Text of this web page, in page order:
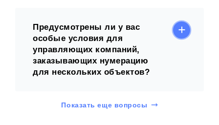
Предусмотрены ли у вас
особые условия для
управляющих компаний,
заказывающих нумерацию
для нескольких объектов?
Показать еще вопросы